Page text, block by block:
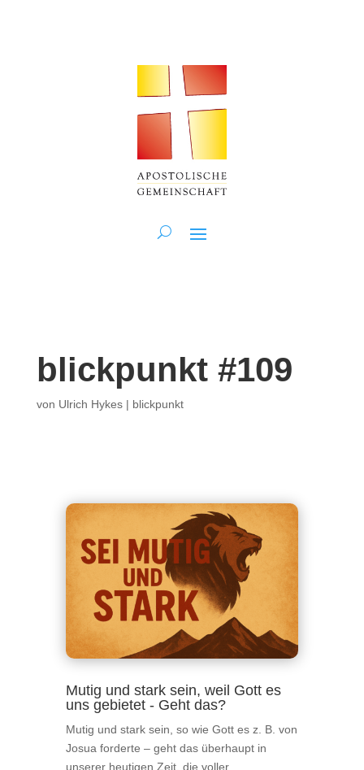
blickpunkt #109
von Ulrich Hykes| blickpunkt
Mutig und stark sein, weil Gott es
uns gebietet - Geht das?
Mutig und stark sein, so wie Gott es z. B. von
Josua forderte – geht das überhaupt in
unserer heutigen Zeit, die voller